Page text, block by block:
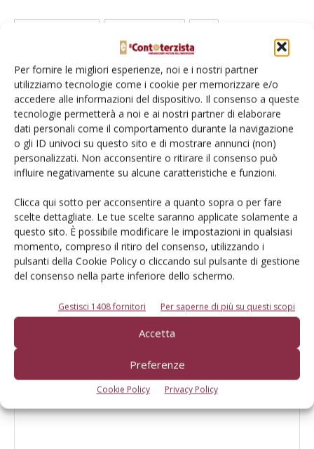
Per fornire le migliori esperienze, noi e i nostri partner
utilizziamo tecnologie come i cookie per memorizzare e/o
accedere alle informazioni del dispositivo. Il consenso a queste
tecnologie permetterà a noi e ai nostri partner di elaborare
dati personali come il comportamento durante la navigazione
o gli ID univoci su questo sito e di mostrare annunci (non)
personalizzati. Non acconsentire o ritirare il consenso può
influire negativamente su alcune caratteristiche e funzioni.
Clicca qui sotto per acconsentire a quanto sopra o per fare
scelte dettagliate. Le tue scelte saranno applicate solamente a
questo sito. È possibile modificare le impostazioni in qualsiasi
momento, compreso il ritiro del consenso, utilizzando i
pulsanti della Cookie Policy o cliccando sul pulsante di gestione
del consenso nella parte inferiore dello schermo.
Gestisci 1408 fornitori Per saperne di più su questi scopi
Accetta
Preferenze
Cookie Policy Privacy Policy
Articoli correlati
La Pac che verrà: i pagamenti diretti
2028-34
budget
La Pac nel 2026: semplificazioni, date,
requisiti e importi
LASCIA UN COMMENTO